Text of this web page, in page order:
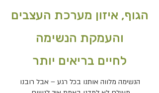
הגוף, איזון מערכת העצבים
והעמקת הנשימה
לחיים בריאים יותר
הנשימה מלווה אותנו בכל רגע – אבל רובנו